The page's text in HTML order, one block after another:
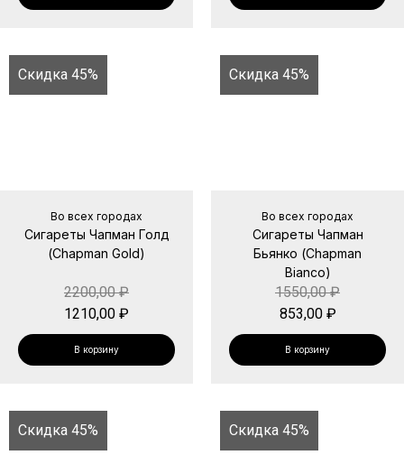
Скидка 45%
Во всех городах
Сигареты Чапман Голд
(Chapman Gold)
2200,00₽
1210,00 ₽
В корзину
Скидка 45%
Во всех городах
Сигареты Чапман
Бьянко (Chapman
Bianco)
1550,00₽
853,00 ₽
В корзину
Скидка 45% Скидка 45%